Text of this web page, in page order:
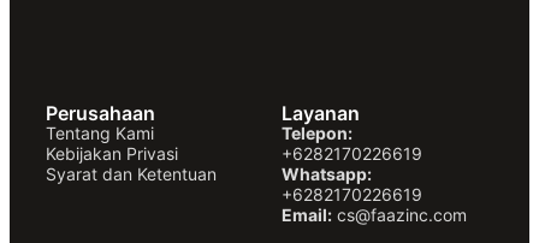
Perusahaan
Tentang Kami
Kebijakan Privasi
Syarat dan Ketentuan
Layanan
Telepon:
+6282170226619
Whatsapp:
+6282170226619
Email: cs@faazinc.com